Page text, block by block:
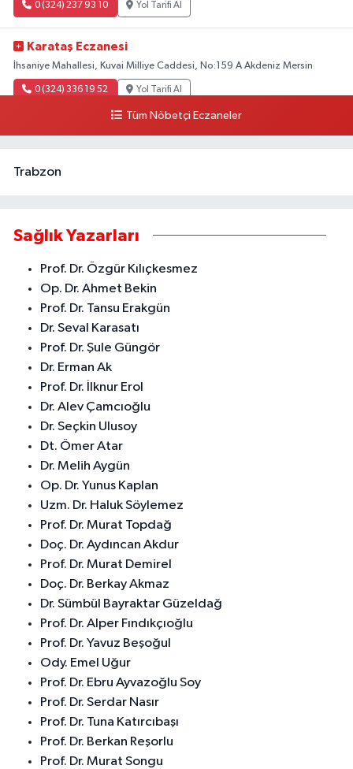
0 (324) 237 93 10 Yol Tarifi Al
Karataş Eczanesi
İhsaniye Mahallesi, Kuvai Milliye Caddesi, No:159 A Akdeniz Mersin
0 (324) 336 19 52 Yol Tarifi Al
Tüm Nöbetçi Eczaneler
Trabzon
Sağlık Yazarları
Prof. Dr. Özgür Kılıçkesmez
Op. Dr. Ahmet Bekin
Prof. Dr. Tansu Erakgün
Dr. Seval Karasatı
Prof. Dr. Şule Güngör
Dr. Erman Ak
Prof. Dr. İlknur Erol
Dr. Alev Çamcıoğlu
Dr. Seçkin Ulusoy
Dt. Ömer Atar
Dr. Melih Aygün
Op. Dr. Yunus Kaplan
Uzm. Dr. Haluk Söylemez
Prof. Dr. Murat Topdağ
Doç. Dr. Aydıncan Akdur
Prof. Dr. Murat Demirel
Doç. Dr. Berkay Akmaz
Dr. Sümbül Bayraktar Güzeldağ
Prof. Dr. Alper Fındıkçıoğlu
Prof. Dr. Yavuz Beşoğul
Ody. Emel Uğur
Prof. Dr. Ebru Ayvazoğlu Soy
Prof. Dr. Serdar Nasır
Prof. Dr. Tuna Katırcıbaşı
Prof. Dr. Berkan Reşorlu
Prof. Dr. Murat Songu